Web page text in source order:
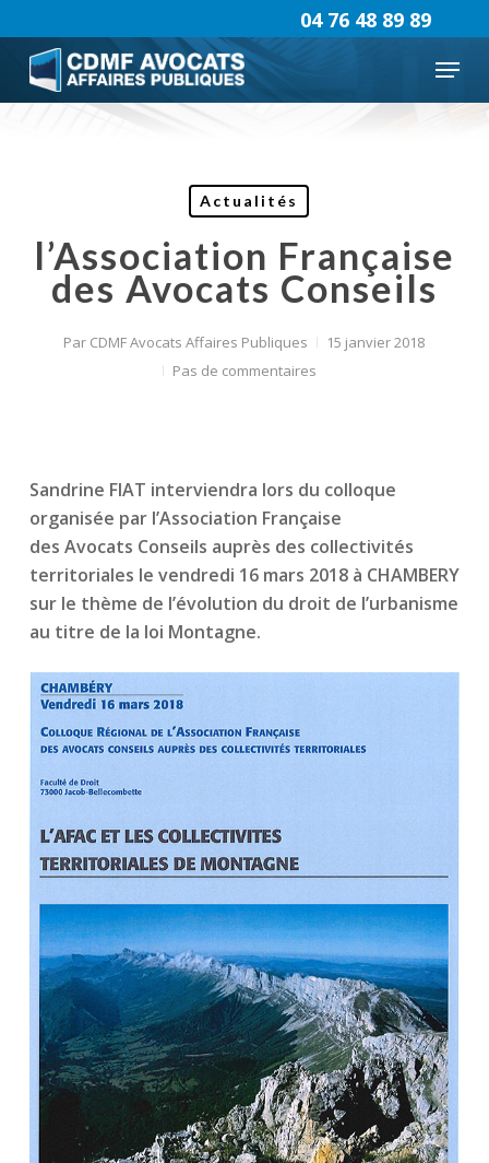
to
main
content
Menu
04 76 48 89 89
Actualités
l’Association Française
des Avocats Conseils
Par CDMF Avocats Affaires Publiques
15 janvier 2018
Pas de commentaires
Sandrine FIAT interviendra lors du colloque
organisée par l’Association Française
des Avocats Conseils auprès des collectivités
territoriales le vendredi 16 mars 2018 à CHAMBERY
sur le thème de l’évolution du droit de l’urbanisme
au titre de la loi Montagne.